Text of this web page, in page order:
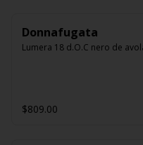
Donnafugata
Lumera 18 d.O.C nero de
$809.00